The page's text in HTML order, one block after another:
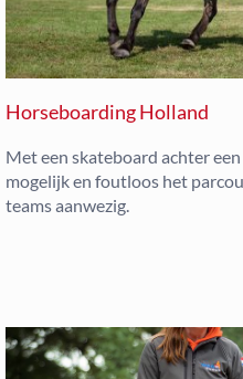
Horseboarding Holland
Met een skateboard achter
mogelijk en foutloos het
teams aanwezig.